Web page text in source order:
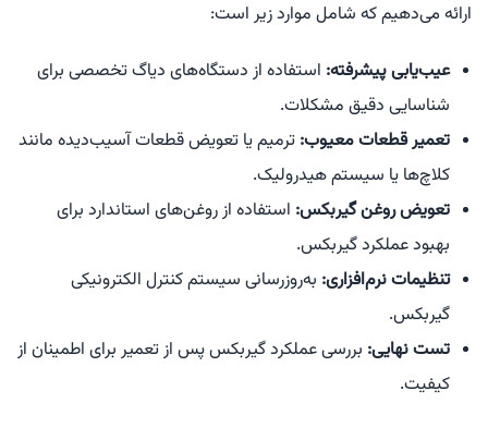
ارائه می‌دهیم که شامل موارد زیر است:
عیب‌یابی پیشرفته: استفاده از دستگاه‌های دیاگ تخصصی برای
شناسایی دقیق مشکلات.
تعمیر قطعات معیوب: ترمیم یا تعویض قطعات آسیب‌دیده مانند
کلاچ‌ها یا سیستم هیدرولیک.
تعویض روغن گیربکس: استفاده از روغن‌های استاندارد برای
بهبود عملکرد گیربکس.
تنظیمات نرم‌افزاری: به‌روزرسانی سیستم کنترل الکترونیکی
گیربکس.
تست نهایی: بررسی عملکرد گیربکس پس از تعمیر برای اطمینان از
کیفیت.